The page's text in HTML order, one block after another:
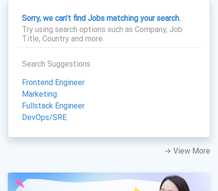
Sorry, we can’t find Jobs matching your search.
Try using search options such as Company, Job
Title, Country and more.
Search Suggestions
Frontend Engineer
Marketing
Fullstack Engineer
DevOps/SRE
→ View More